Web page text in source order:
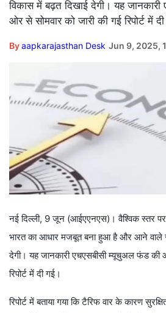
विकास में बढ़त दिखाई देगी। यह
ओर से सोमवार को जारी की गई रिपोर्ट में
Byaapkarajasthan Desk Jun 9, 2025,
नई दिल्ली, 9 जून (आईएएनएस)। वैश्विक स्तर पर
भारत का आधार मजबूत बना हुआ है और आने वाले
देगी। यह जानकारी एचएसबीसी म्यूचुअल फंड की
रिपोर्ट में दी गई।
रिपोर्ट में बताया गया कि टैरिफ वार के कारण